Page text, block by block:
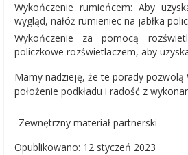
Wykończenie rumieńcem: Aby
wygląd, nałóż rumieniec na jabłka
Wykończenie za pomocą
policzkowe rozświetlaczem, aby
Mamy nadzieję, że te porady
położenie podkładu i radość z
Zewnętrzny materiał partnerski
Opublikowano: 12 styczeń 2023